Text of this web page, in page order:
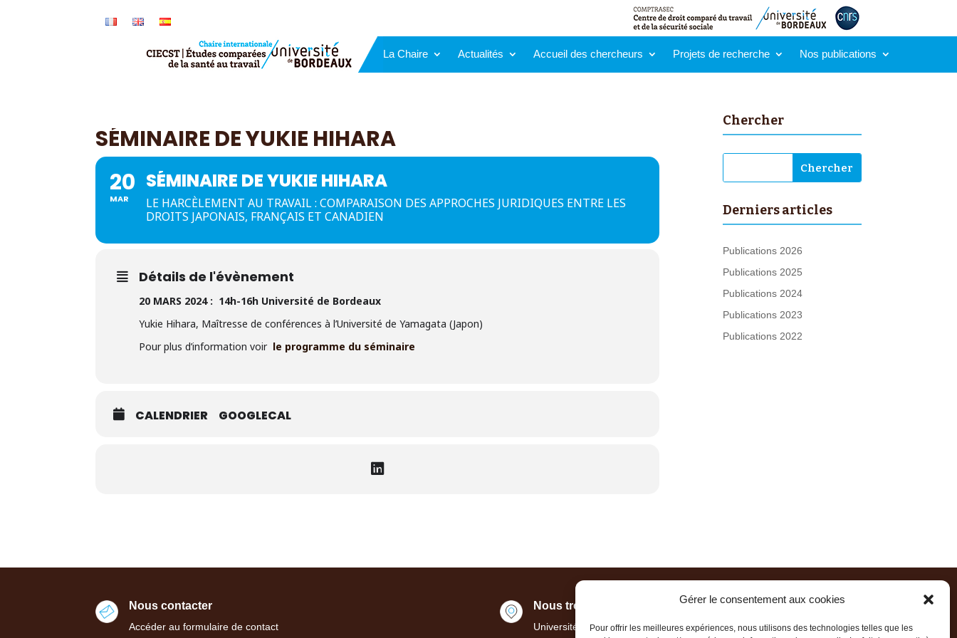
Gérer le consentement aux cookies
Pour offrir les meilleures expériences, nous utilisons des technologies telles que les
La Chaire Actualités Accueil des chercheurs Projets de recherche Nos publications
SÉMINAIRE DE YUKIE HIHARA
20
MAR
SÉMINAIRE DE YUKIE HIHARA
LE HARCÈLEMENT AU TRAVAIL : COMPARAISON DES APPROCHES JURIDIQUES ENTRE LES
DROITS JAPONAIS, FRANÇAIS ET CANADIEN
Détails de l'évènement
20 MARS 2024 : 14h-16h Université de Bordeaux
Yukie Hihara, Maîtresse de conférences à l’Université de Yamagata (Japon)
Pour plus d’information voir le programme du séminaire
CALENDRIER GOOGLECAL
Chercher
Derniers articles
Publications 2026
Publications 2025
Publications 2024
Publications 2023
Publications 2022
Nous contacter
Accéder au formulaire de contact
Nous trouver ou nous écrire par courrier
Université de Bordeaux -COMPTRASEC- Bureau : C3-113